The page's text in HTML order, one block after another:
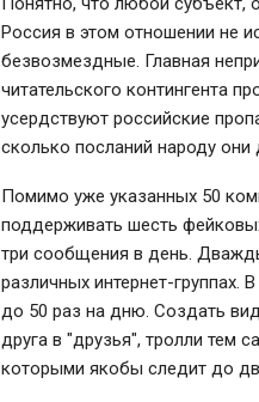
Россия в этом отношении не
безвозмездные. Главная
читательского контингента
усердствуют российские
сколько посланий народу они
Помимо уже указанных 50
поддерживать шесть
три сообщения в день.
различных интернет-группах.
до 50 раз на дню. Создать
друга в "друзья", тролли тем
которыми якобы следит до